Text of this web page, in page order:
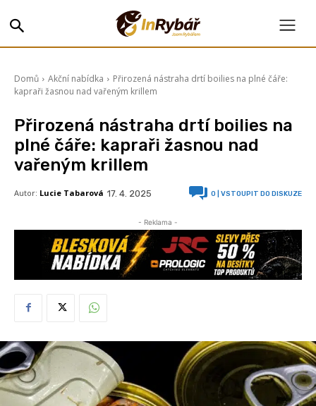
Domů Akční nabídka
Přirozená nástraha drtí boilies na plné čáře:
kapraři žasnou nad vařeným krillem
Přirozená nástraha drtí boilies na
plné čáře: kapraři žasnou nad
vařeným krillem
Autor: Lucie Tabarová 17. 4. 2025 0 | VSTOUPIT DO DISKUZE
- Reklama -